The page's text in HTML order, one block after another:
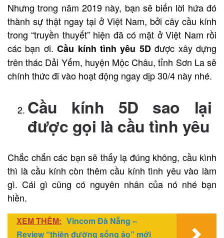
Nhưng trong năm 2019 này, bạn sẽ biến lời hứa đó
thành sự thật ngay tại ở Việt Nam, bởi cây cầu kính
trong “truyền thuyết” hiện đã có mặt ở Việt Nam rồi
các bạn ơi.Cầu kính tình yêu 5Dđược xây dựng
trên thác Dải Yếm, huyện Mộc Châu, tỉnh Sơn La sẽ
chính thức đi vào hoạt động ngay dịp 30/4 này nhé.
Cầu kính 5D sao lại
được gọi là cầu tình yêu
Chắc chắn các bạn sẽ thấy lạ đúng không, cầu kình
thì là cầu kính còn thêm cầu kính tình yêu vào làm
gì. Cái gì cũng có nguyên nhân của nó nhé bạn
hiền.
XEM THÊM: Vincom Đà Nẵng –
Review “thiên đường sống ảo” mới